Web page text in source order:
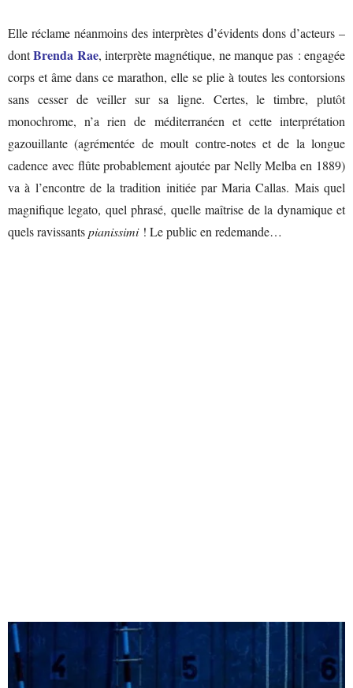
Elle réclame néanmoins des interprètes d’évidents dons d’acteurs –
dontBrenda Rae, interprète magnétique, ne manque pas : engagée
corps et âme dans ce marathon, elle se plie à toutes les contorsions
sans cesser de veiller sur sa ligne. Certes, le timbre, plutôt
monochrome, n’a rien de méditerranéen et cette interprétation
gazouillante (agrémentée de moult contre-notes et de la longue
cadence avec flûte probablement ajoutée par Nelly Melba en 1889)
va à l’encontre de la tradition initiée par Maria Callas. Mais quel
magnifique legato, quel phrasé, quelle maîtrise de la dynamique et
quels ravissantspianissimi! Le public en redemande…